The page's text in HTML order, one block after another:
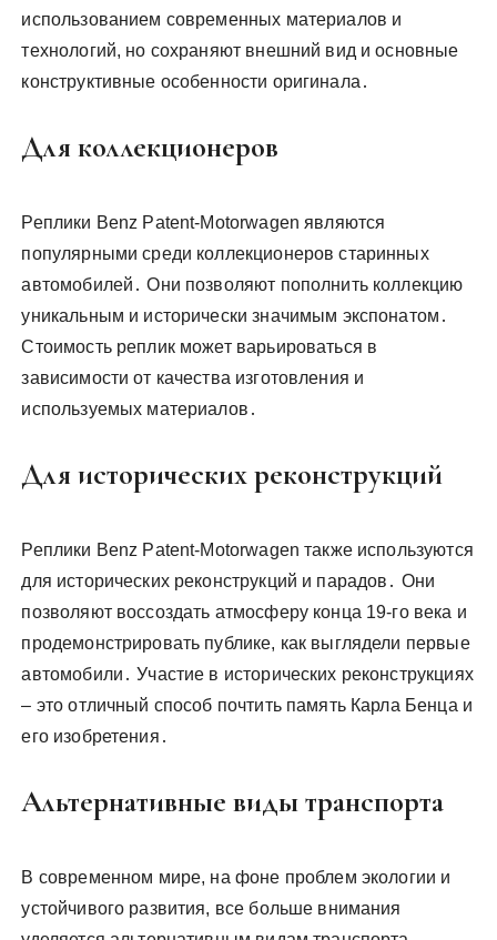
использованием современных материалов и
технологий, но сохраняют внешний вид и основные
конструктивные особенности оригинала․
Для коллекционеров
Реплики Benz Patent-Motorwagen являются
популярными среди коллекционеров старинных
автомобилей․ Они позволяют пополнить коллекцию
уникальным и исторически значимым экспонатом․
Стоимость реплик может варьироваться в
зависимости от качества изготовления и
используемых материалов․
Для исторических реконструкций
Реплики Benz Patent-Motorwagen также используются
для исторических реконструкций и парадов․ Они
позволяют воссоздать атмосферу конца 19-го века и
продемонстрировать публике, как выглядели первые
автомобили․ Участие в исторических реконструкциях
– это отличный способ почтить память Карла Бенца и
его изобретения․
Альтернативные виды транспорта
В современном мире, на фоне проблем экологии и
устойчивого развития, все больше внимания